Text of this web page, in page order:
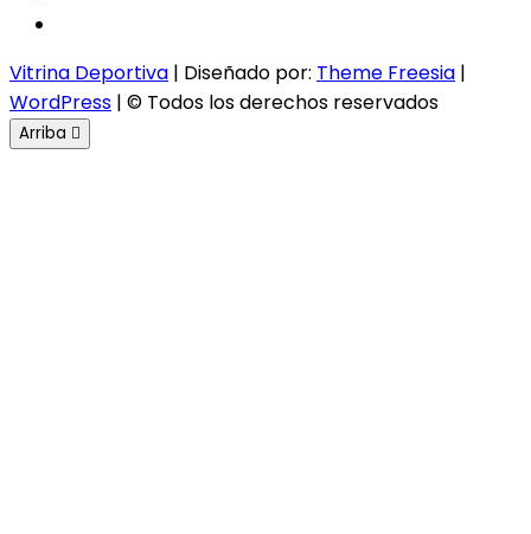
Vitrina Deportiva | Diseñado por: Theme Freesia |
WordPress | © Todos los derechos reservados
Arriba